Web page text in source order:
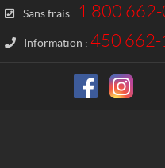
Sans frais : 1 800
Information : 450